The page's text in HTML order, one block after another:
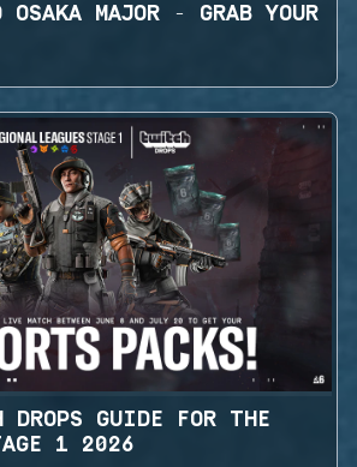
OSAKA MAJOR - GRAB YOUR
DROPS GUIDE FOR THE
1 2026